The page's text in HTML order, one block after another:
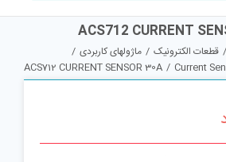
ACS712 CURRENT
/ قطعات الکترونیک / ماژولهای کاربردی /
Current
/
ACS712 CURRENT SENSOR 30A